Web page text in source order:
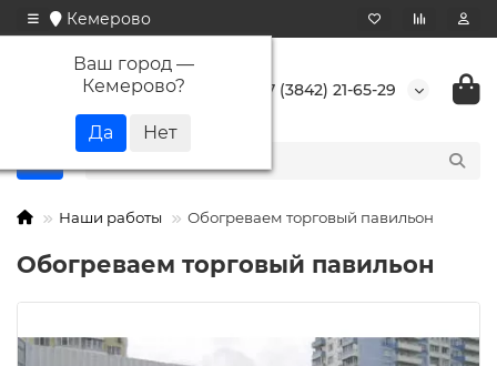
Кемерово
Ваш город —
Кемерово? +7 (3842) 21-65-29
Наши работы Обогреваем торговый павильон
Обогреваем торговый павильон